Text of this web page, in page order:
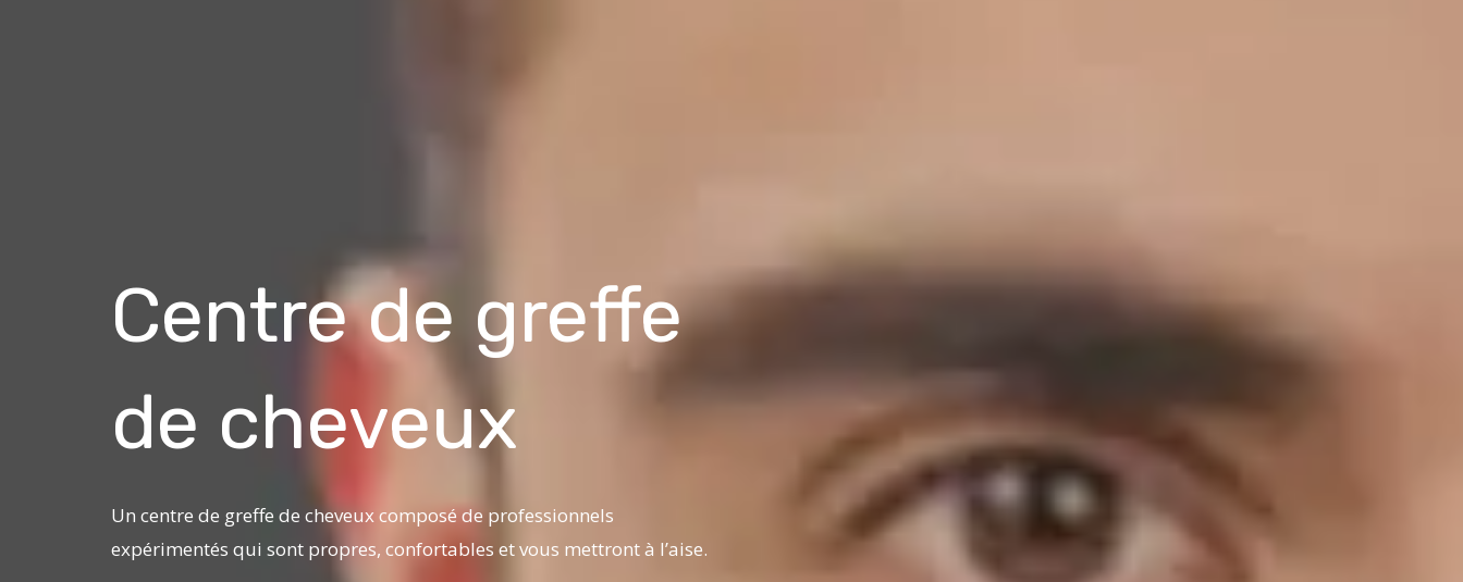
Centre de greffe
de cheveux
Un centre de greffe de cheveux composé de professionnels
expérimentés qui sont propres, confortables et vous mettront à l’aise.